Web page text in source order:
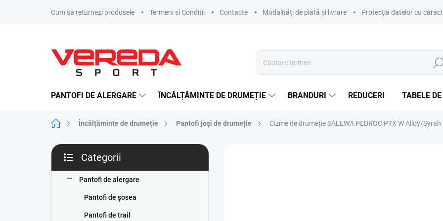
Cum sa returnezi produsele Termeni si Conditii Contacte Modalități de plată și livrare Protecția datelor cu
PANTOFI DE ALERGARE ÎNCĂLȚĂMINTE DE DRUMEȚIE BRANDURI REDUCERI TABELE
AcasăÎncălțăminte de drumeție Pantofi joși de drumeție Cizme de drumeție SALEWA PEDROC PTX W Alloy/Syrah
B
r
peste
categorii
Categorii
Pantofi de alergare
Pantofi de șosea
Pantofi de trail